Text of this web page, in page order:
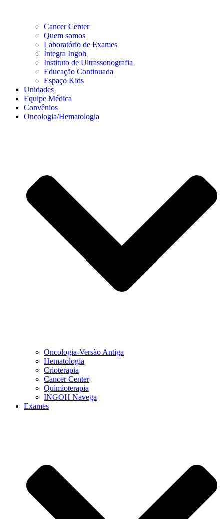
Cancer Center
Quem somos
Laboratório de Exames
Íntegra Ingoh
Instituto de Ultrassonografia
Educação Continuada
Espaço Kids
Unidades
Equipe Médica
Convênios
Oncologia/Hematologia
Oncologia-Versão Antiga
Hematologia
Crioterapia
Cancer Center
Quimioterapia
INGOH Navega
Exames